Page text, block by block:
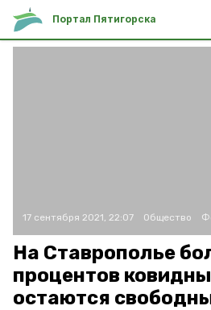
Портал Пятигорска
17 сентября 2021, 22:07 Общество
На Ставрополье
процентов
остаются